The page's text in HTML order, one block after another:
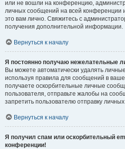
или не вошли на конференцию,
личных сообщений на всей конференции
это вам лично. Свяжитесь с
получения дополнительной информации.
Вернуться к началу
Я постоянно получаю нежелательные
Вы можете автоматически удалять
используя правила для сообщений в
получаете оскорбительные личные
пользователя, отправьте жалобы на
запретить пользователю отправку
Вернуться к началу
Я получил спам или оскорбительный
конференции!